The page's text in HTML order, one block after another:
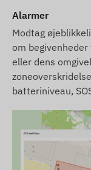
Alarmer
Modtag
om
eller dens
batteriniveau,